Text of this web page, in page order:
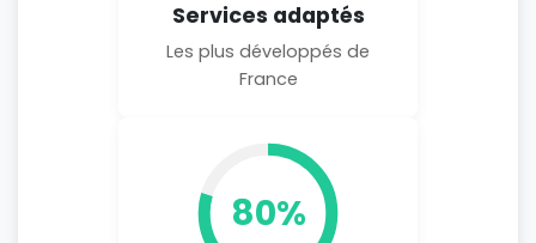
Services adaptés
Les plus développés de
France
80%